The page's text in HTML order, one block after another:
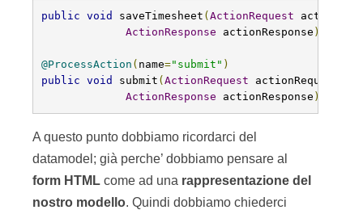
public void saveTimesheet ( ActionRequest
ActionResponse actionResponse )
@ProcessAction ( name="submit" )
public void submit ( ActionRequest actionRequest
ActionResponse actionResponse )
A questo punto dobbiamo ricordarci del
datamodel; già perche’ dobbiamo pensare al
form HTML come ad una rappresentazione del
nostro modello. Quindi dobbiamo chiederci